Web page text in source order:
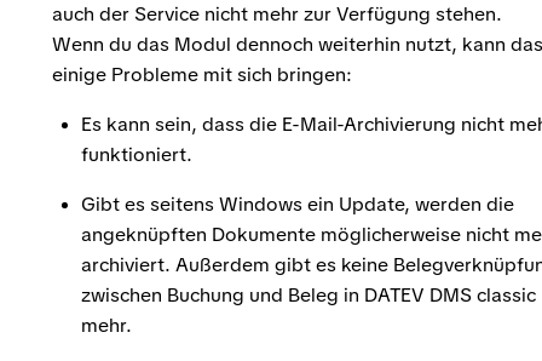
auch der Service nicht mehr zur Verfügung stehen.
Wenn du das Modul dennoch weiterhin nutzt, kann das
einige Probleme mit sich bringen:
Es kann sein, dass die E-Mail-Archivierung nicht
funktioniert.
Gibt es seitens Windows ein Update, werden die
angeknüpften Dokumente möglicherweise nicht
archiviert. Außerdem gibt es keine
zwischen Buchung und Beleg in DATEV DMS classic
mehr.